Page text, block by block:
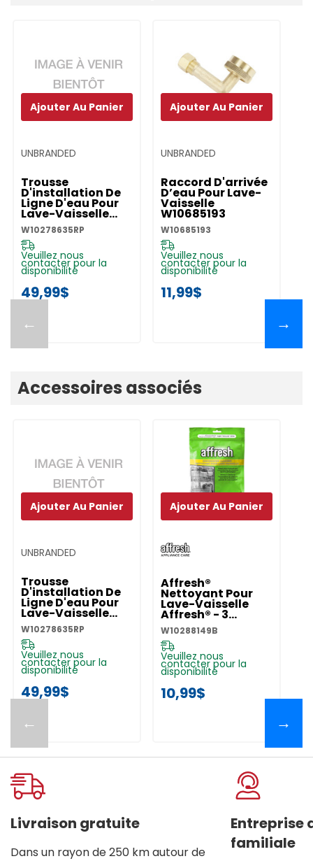
←
UNBRANDED
Trousse
D'installation De
Ligne D'eau Pour
Lave-Vaisselle
W10278635RP
W10278635RP
Veuillez nous
contacter pour la
disponibilité
49,99$
Ajouter Au Panier
UNBRANDED
Raccord D'arrivée
D’eau Pour Lave-
Vaisselle
W10685193
W10685193
Veuillez nous
contacter pour la
disponibilité
11,99$
Ajouter Au Panier
→
Accessoires associés
←
UNBRANDED
Trousse
D'installation De
Ligne D'eau Pour
Lave-Vaisselle
W10278635RP
W10278635RP
Veuillez nous
contacter pour la
disponibilité
49,99$
Ajouter Au Panier
Affresh®
Nettoyant Pour
Lave-Vaisselle
Affresh® - 3
Pastilles
W10288149B
W10288149B
Veuillez nous
contacter pour la
disponibilité
10,99$
Ajouter Au Panier
→
Livraison gratuite
Dans un rayon de 250 km autour de
Entreprise
familiale